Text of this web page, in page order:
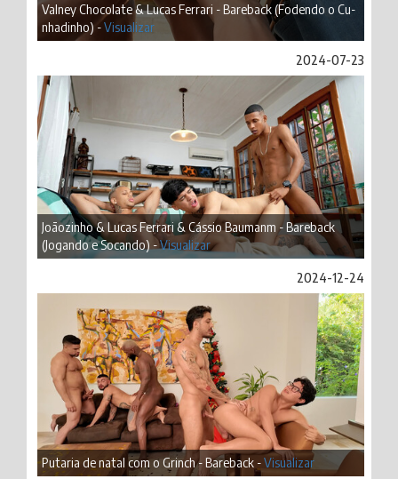
Valney Chocolate & Lucas Ferrari - Bareback (Fodendo o Cu-
nhadinho) -Visualizar
2024-07-23
Joãozinho & Lucas Ferrari & Cássio Baumanm - Bareback
(Jogando e Socando) -Visualizar
2024-12-24
Putaria de natal com o Grinch - Bareback -Visualizar